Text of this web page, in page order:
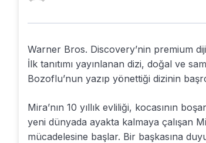
Warner Bros. Discovery’nin premium
İlk tanıtımı yayınlanan dizi, doğal ve
Bozoflu’nun yazıp yönettiği dizinin
Mira’nın 10 yıllık evliliği, kocasının
yeni dünyada ayakta kalmaya çalışan
mücadelesine başlar. Bir başkasına